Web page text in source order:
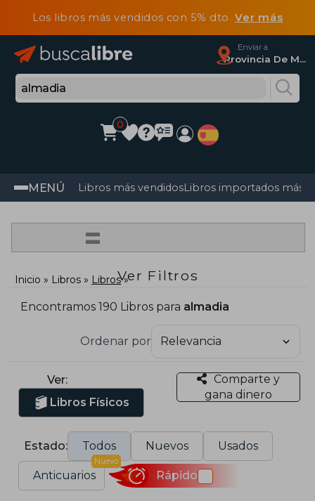
Los libros más vendidos con 5% dtoVer más
Enviar a
Provincia De Madrid
0
MENÚ Libros más vendidosLibros importados más
=
Ver Filtros
Inicio Libros Libros
Encontramos 190 Libros para almadia
Ordenar por
Ver:
Libros Físicos
Comparte y
gana dinero
Estado: Todos Nuevos Usados
Anticuarios
Nuevo
Rápido